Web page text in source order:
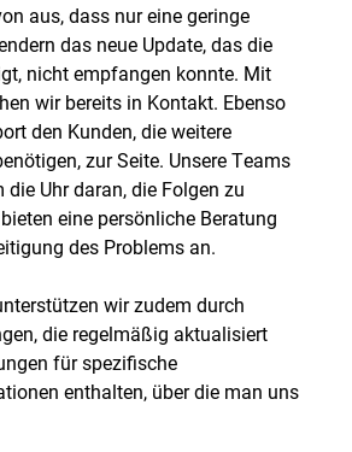
aus, dass nur eine geringe
das neue Update, das die
nicht empfangen konnte. Mit
wir bereits in Kontakt. Ebenso
den Kunden, die weitere
zur Seite. Unsere Teams
die Uhr daran, die Folgen zu
eine persönliche Beratung
des Problems an.
wir zudem durch
die regelmäßig aktualisiert
für spezifische
enthalten, über die man uns